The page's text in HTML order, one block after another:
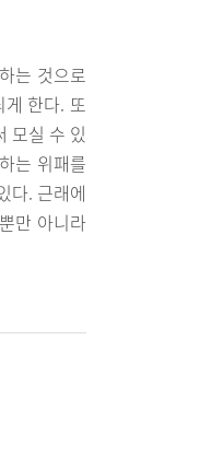
는 것으로
한다. 또
모실 수 있
는 위패를
다. 근래에
만 아니라